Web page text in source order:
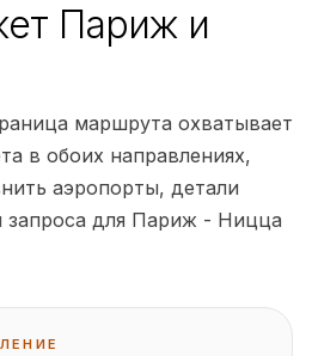
Париж и
маршрута охватывает
в обоих направлениях,
аэропорты, детали
запроса для Париж - Ницца